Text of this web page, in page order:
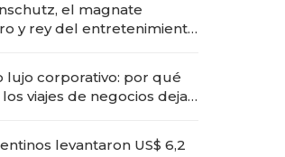
el magnate
y rey del entretenimiento
lujo corporativo: por qué
viajes de negocios dejan
transformadoras
levantaron US$ 6,2